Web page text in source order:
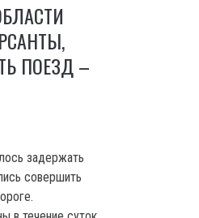
ПОЕЗД –
задержать
совершить